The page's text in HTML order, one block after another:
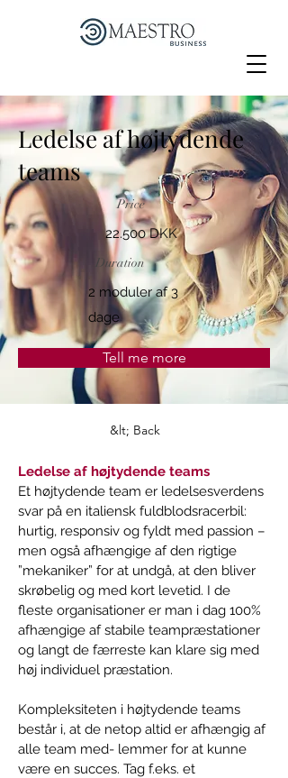
Ledelse af højtydende
teams
Price
22.500 DKK
Duration
2 moduler af 3
dage
Tell me more
&lt; Back
Ledelse af højtydende teams
Et højtydende team er ledelsesverdens
svar på en italiensk fuldblodsracerbil:
hurtig, responsiv og fyldt med passion –
men også afhængige af den rigtige
”mekaniker” for at undgå, at den bliver
skrøbelig og med kort levetid. I de
fleste organisationer er man i dag 100%
afhængige af stabile teampræstationer
og langt de færreste kan klare sig med
høj individuel præstation.
Kompleksiteten i højtydende teams
består i, at de netop altid er afhængig af
alle team med- lemmer for at kunne
være en succes. Tag f.eks. et